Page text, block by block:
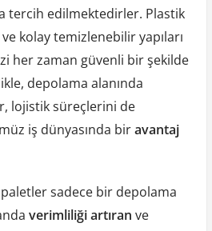
tercih edilmektedirler. Plastik
kolay temizlenebilir yapıları
her zaman güvenli bir şekilde
depolama alanında
lojistik süreçlerini de
iş dünyasında biravantaj
sadece bir depolama
verimliliği artıran ve